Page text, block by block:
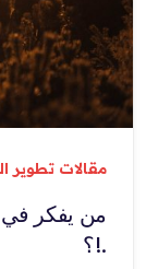
مقالات تطوير
من يفكر في
.!؟